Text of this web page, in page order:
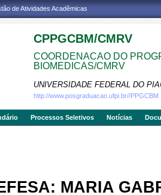
de Atividades Acadêmicas
CPPGCBM/CMRV
COORDENACAO DO
BIOMEDICAS/CMRV
UNIVERSIDADE FEDERAL DO
http://www.posgraduacao.ufpi.br//PPGCBM
Processos Seletivos Notícias
MARIA